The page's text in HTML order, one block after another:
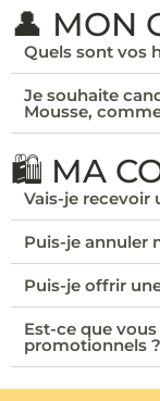
👤 MON
Quels sont vos
Je souhaite
Mousse,
🛍️ MA
Vais-je recevoir
Puis-je annuler
Puis-je offrir
Est-ce que
promotionnels ?